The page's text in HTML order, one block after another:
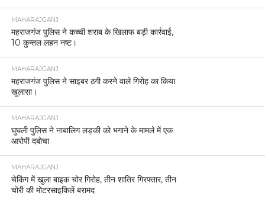
MAHARAJGANJ
महराजगंज पुलिस ने कच्ची शराब के खिलाफ बड़ी कार्रवाई,
10 कुन्तल लहन नष्ट।
MAHARAJGANJ
महराजगंज पुलिस ने साइबर ठगी करने वाले गिरोह का किया
खुलासा।
MAHARAJGANJ
घुघली पुलिस ने नाबालिग लड़की को भगाने के मामले में एक
आरोपी दबोचा
MAHARAJGANJ
चेकिंग में खुला बाइक चोर गिरोह, तीन शातिर गिरफ्तार, तीन
चोरी की मोटरसाइकिलें बरामद